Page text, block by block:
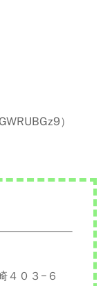
）
４０３−６